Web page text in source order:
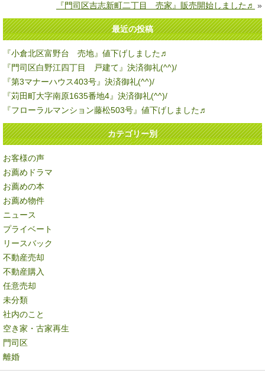
『門司区吉志新町二丁目 売家』販売開始しました♬ »
最近の投稿
『小倉北区富野台 売地』値下げしました♬
『門司区白野江四丁目 戸建て』決済御礼(^^)/
『第3マナーハウス403号』決済御礼(^^)/
『苅田町大字南原1635番地4』決済御礼(^^)/
『フローラルマンション藤松503号』値下げしました♬
カテゴリー別
お客様の声
お薦めドラマ
お薦めの本
お薦め物件
ニュース
プライベート
リースバック
不動産売却
不動産購入
任意売却
未分類
社内のこと
空き家・古家再生
門司区
離婚